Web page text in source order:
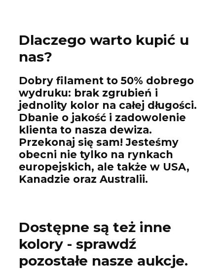
Dlaczego warto kupić u
nas?
Dobry filament to 50% dobrego
wydruku: brak zgrubień i
jednolity kolor na całej długości.
Dbanie o jakość i zadowolenie
klienta to nasza dewiza.
Przekonaj się sam! Jesteśmy
obecni nie tylko na rynkach
europejskich, ale także w USA,
Kanadzie oraz Australii.
Dostępne są też inne
kolory - sprawdź
pozostałe nasze aukcje.